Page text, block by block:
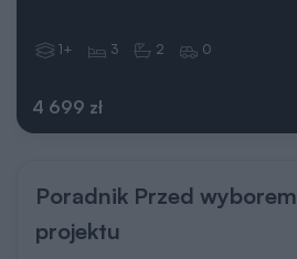
4 699 zł
1+ 3 2 0
Poradnik Przed wyborem
projektu